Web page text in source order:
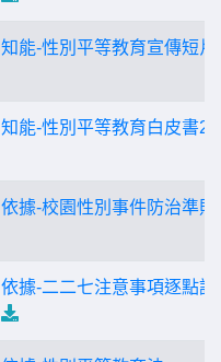
知能-性別平等教育宣傳短片
知能-性別平等教育白皮書
依據-校園性別事件防治準則
依據-二二七注意事項逐點說